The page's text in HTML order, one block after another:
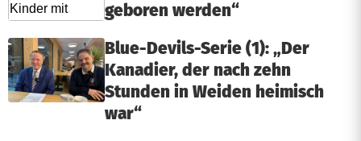
geboren werden“
Blue-Devils-Serie (1): „Der
Kanadier, der nach zehn
Stunden in Weiden heimisch
war“